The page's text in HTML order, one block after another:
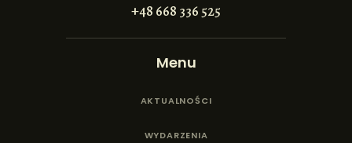
+48 668 336 525
Menu
AKTUALNOŚCI
WYDARZENIA